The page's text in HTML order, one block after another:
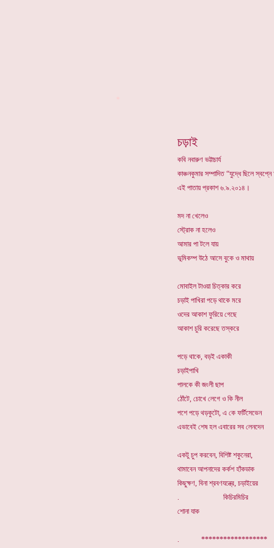
চড়াই
কবি নবারুণ ভট্টাচার্য
কাঞ্চনকুমার সম্পাদিত “যুদ্ধে ছিলে
এই পাতায় প্রকাশ ৬.৯.২০১৪।
মদ না খেলেও
স্ট্রোক না হলেও
আমার পা টলে যায়
ভূমিকম্প উঠে আসে বুকে ও মাথায়
মোবাইল টাওয়া চিত্কার করে
চড়াই পাখিরা পড়ে থাকে মরে
ওদের আকাশ ফুরিয়ে গেছে
আকাশ চুরি করেছে তস্করে
পড়ে থাকে, বড়ই একাকী
চড়াইপাখি
পালকে কী জংলী ছাপ
ঠোঁটে, চোখে লেগে ও কি নীল
পশে পড়ে থড়কুটো, এ কে ফর্টিসেভেন
এভাবেই শেষ হল এবারের সব লেনদেন
একটু চুপ করবেন, বিশিষ্ট শকুনেরা,
থামাবেন আপনাদের কর্কশ হাঁকডাক
কিছুক্ষণ, বিনা শ্রবণযন্ত্রে, চড়াইয়ের
. কিচিরমিচির
শোনা যাক
.